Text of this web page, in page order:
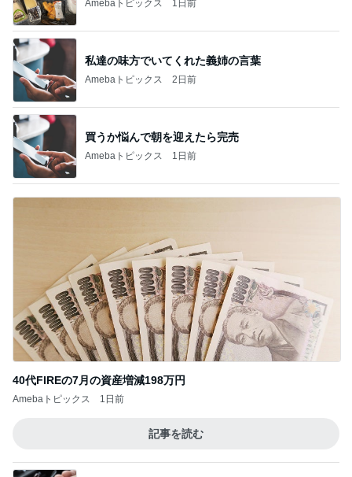
Amebaトピックス 1日前
私達の味方でいてくれた義姉の言葉
Amebaトピックス 2日前
買うか悩んで朝を迎えたら完売
Amebaトピックス 1日前
40代FIREの7月の資産増減198万円
Amebaトピックス 1日前
記事を読む